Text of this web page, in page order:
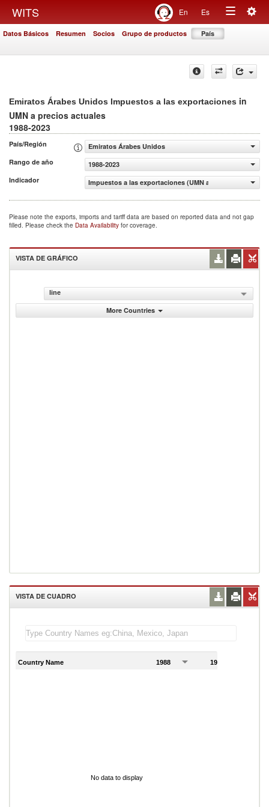
WITS En Es
Toggle
Datos Básicos Resumen Socios Grupo de productos País
Emiratos Árabes Unidos Impuestos a las exportaciones in
UMN a precios actuales
1988-2023
País/Región
Emiratos Árabes Unidos
Rango de año
1988-2023
Indicador
Impuestos a las exportaciones (UMN a precios actuales)
Please note the exports, imports and tariff data are based on reported data and not gap
filled. Please check the Data Availability for coverage.
VISTA DE GRÁFICO
line
More Countries
VISTA DE CUADRO
Country Name 1988 1989
No data to display